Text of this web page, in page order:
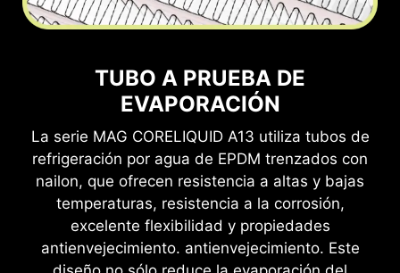
TUBO A PRUEBA DE
EVAPORACIÓN
La serie MAG CORELIQUID A13 utiliza tubos de
refrigeración por agua de EPDM trenzados con
nailon, que ofrecen resistencia a altas y bajas
temperaturas, resistencia a la corrosión,
excelente flexibilidad y propiedades
antienvejecimiento. antienvejecimiento. Este